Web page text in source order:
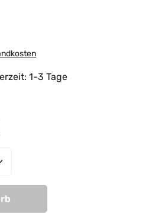
1-3 Tage
light rose
Gib den